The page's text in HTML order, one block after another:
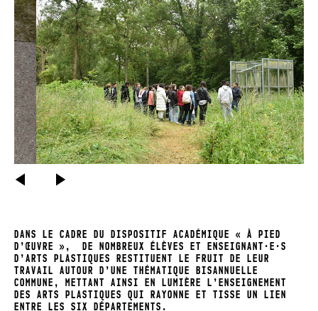
PRÉCÉDENT
Centre d’art, tout en se faisant point d’observation, à quelques centimètres
au-dessus du sol.
DANS LE CADRE DU DISPOSITIF ACADÉMIQUE « À PIED
D’ŒUVRE », DE NOMBREUX ÉLÈVES ET ENSEIGNANT·E·S
D’ARTS PLASTIQUES RESTITUENT LE FRUIT DE LEUR
TRAVAIL AUTOUR D’UNE THÉMATIQUE BISANNUELLE
COMMUNE, METTANT AINSI EN LUMIÈRE L’ENSEIGNEMENT